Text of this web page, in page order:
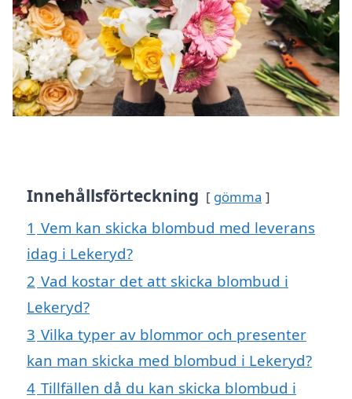
Innehållsförteckning gömma
1 Vem kan skicka blombud med leverans
idag i Lekeryd?
2 Vad kostar det att skicka blombud i
Lekeryd?
3 Vilka typer av blommor och presenter
kan man skicka med blombud i Lekeryd?
4 Tillfällen då du kan skicka blombud i